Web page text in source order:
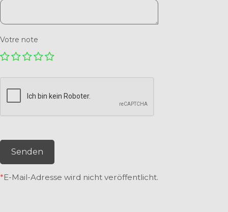
Votre note
Senden
*E-Mail-Adresse wird nicht veröffentlicht.